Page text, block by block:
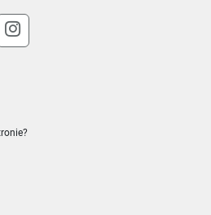
się w nowym oknie
się w nowym oknie
link otworzy się w nowym
link otworzy się w
Uwaga, link otworzy się w